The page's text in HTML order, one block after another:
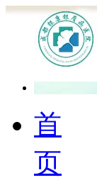
首
页